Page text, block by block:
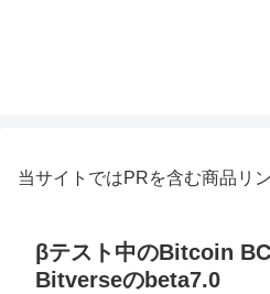
当サイトではPRを含む商品リ
βテスト中のBitcoin
Bitverseのbeta7.0